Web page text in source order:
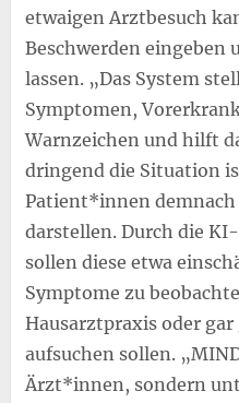
etwaigen Arztbesuch
Beschwerden
lassen. „Das System
Symptomen,
Warnzeichen und hilft
dringend die Situation
Patient*innen
darstellen. Durch die
sollen diese etwa
Symptome zu
Hausarztpraxis oder
aufsuchen sollen.
Ärzt*innen, sondern